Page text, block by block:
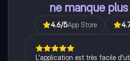
ne manque
4.6/5App Store
L'application est très facile